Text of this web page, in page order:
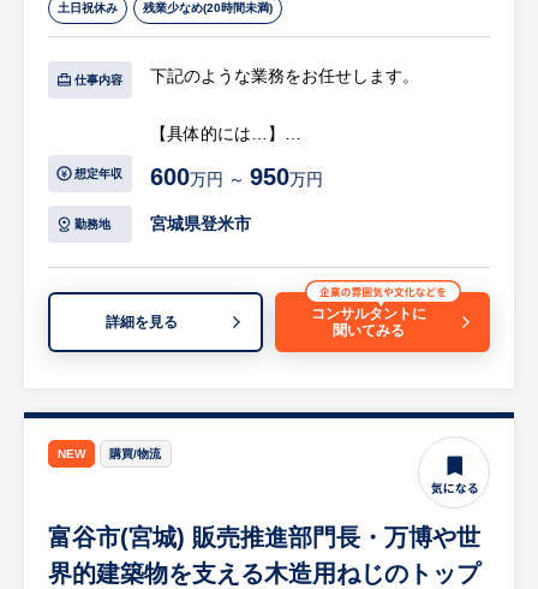
・管理責任者として担当課員を統括し、
ISO9001/14001規格要求事項に基づくマネジ
メントシステムの維持管理及び継続的改善の
・審査機関とのコミュニケーション、審査対
理
ーハ事業の品質保証・品質管理全般を管理・
監督いただき、幹部社員や管理職として活躍
いただきます。
【企業の特徴】
当社は、東証プライム市場に上場している半
導体関連製品メーカーです。「常に創造し挑
戦する」という企業理念を掲げ、日本の高度
な技術力で半導体分野における様々なブレー
土日祝休み 残業少なめ(20時間未満)
仕事内容 下記のような業務をお任せします。
【具体的には…】
築・運用
・成膜、エッチング、洗浄、拡散等の各種プ
・真空装置を含む設備全般
2.プロセス条件の最適化・安定化
・設備トラブル対応・改善
3.不具合解析、原因究明、再発防止策の検討
・装置仕様検討、メーカー対応、据付・立ち
上げ
想定年収 600万円 ～ 950万円
勤務地 宮城県登米市
詳細を見る
コンサルタントに
聞いてみる
NEW 購買/物流
富谷市(宮城) 販売推進部門長・万博や世
界的建築物を支える木造用ねじのトップ